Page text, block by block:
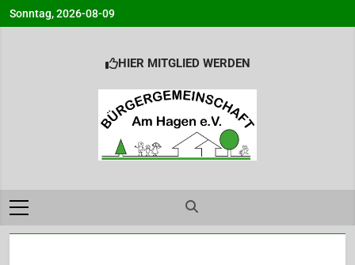
Skip
to
Sonntag, 2026-08-09
HIER MITGLIED WERDEN
am Hagen
Ahrensburg